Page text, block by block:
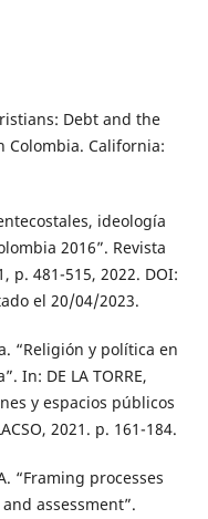
Debt and the
Colombia. California:
ideología
2016”. Revista
p. 481-515, 2022. DOI:
el 20/04/2023.
“Religión y política en
In: DE LA TORRE,
y espacios públicos
2021. p. 161-184.
“Framing processes
assessment”.